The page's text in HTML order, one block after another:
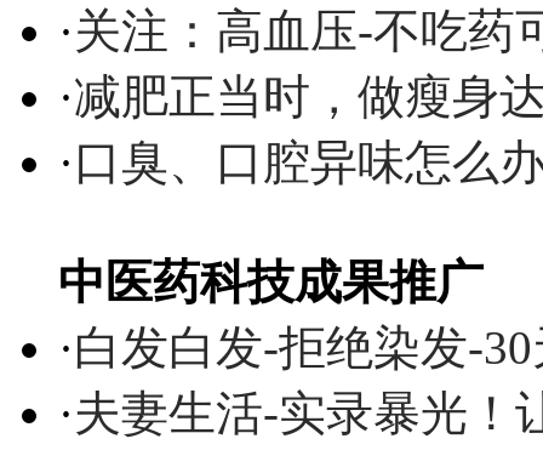
·关注：高血压-不吃药
·减肥正当时，做瘦身
·口臭、口腔异味怎么
中医药科技成果推广
·白发白发-拒绝染发-
·夫妻生活-实录暴光！